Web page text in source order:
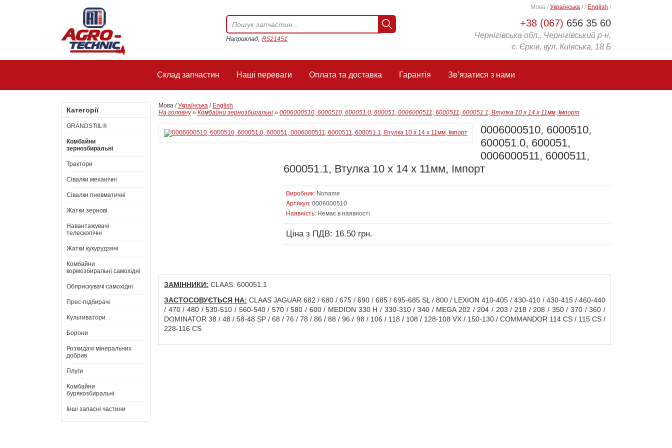
+38 (067) 656 35 60
Чернігівська обл., Чернігівський р-н,
с. Єрків, вул. Київська, 18 Б
Мова / Українська / / English /
Наприклад, R521451
Склад запчастин Наші переваги Оплата та доставка Гарантія Зв’язатися з нами
Категорії
GRANDSTIIL®
Комбайни
зернозбиральні
Трактори
Сівалки механічні
Сівалки пневматичні
Жатки зернові
Навантажувачі
телескопічні
Жатки кукурудзяні
Комбайни
кормозбиральні самохідні
Обприскувачі самохідні
Прес-підбирачі
Культиватори
Борони
Розкидачі мінеральних
добрив
Плуги
Комбайни
бурякозбиральні
Інші запасні частини
Мова /Українська / English
На головну» Комбайни зернозбиральні » 0006000510, 6000510, 600051.0, 600051, 0006000511, 6000511, 600051.1, Втулка 10 x 14 x 11мм, Імпорт
0006000510, 6000510,
600051.0, 600051,
0006000511, 6000511,
600051.1, Втулка 10 x 14 x 11мм, Імпорт
Виробник: Noname
Артикул: 0006000510
Наявність: Немає в наявності
Ціна з ПДВ: 16.50 грн.
ЗАМІННИКИ: CLAAS: 600051.1
ЗАСТОСОВУЄТЬСЯ НА: CLAAS JAGUAR 682 / 680 / 675 / 690 / 685 / 695-685 SL / 800 / LEXION 410-405 / 430-410 / 430-415 / 460-440
/ 470 / 480 / 530-510 / 560-540 / 570 / 580 / 600 / MEDION 330 H / 330-310 / 340 / MEGA 202 / 204 / 203 / 218 / 208 / 350 / 370 / 360 /
DOMINATOR 38 / 48 / 58-48 SP / 68 / 76 / 78 / 86 / 88 / 96 / 98 / 106 / 118 / 108 / 128-108 VX / 150-130 / COMMANDOR 114 CS / 115 CS /
228-116 CS